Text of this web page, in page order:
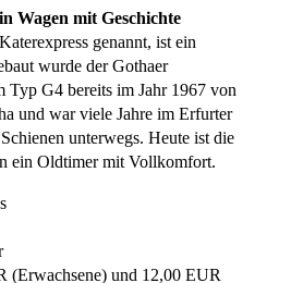
Wagen mit Geschichte
genannt, ist ein
wurde der Gothaer
Typ G4 bereits im Jahr 1967 von
und war viele Jahre im Erfurter
unterwegs. Heute ist die
ein Oldtimer mit Vollkomfort.
(Erwachsene) und 12,00 EUR